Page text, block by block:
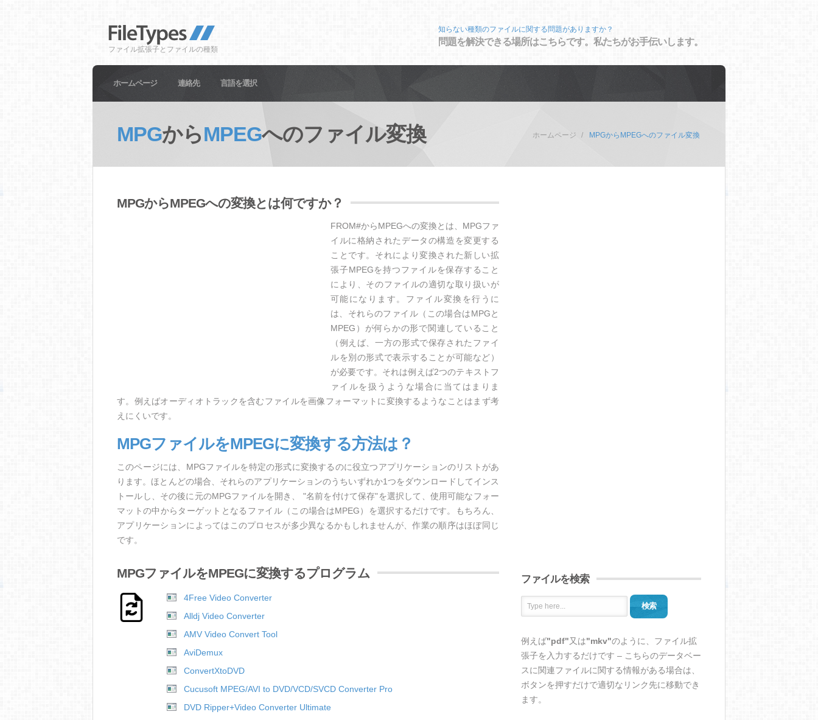
ファイル拡張子とファイルの種類
知らない種類のファイルに関する問題がありますか？
問題を解決できる場所はこちらです。私たちがお手伝いします。
ホームページ 連絡先 言語を選択
MPGからMPEGへのファイル変換 ホームページ MPGからMPEGへのファイル変換
MPGからMPEGへの変換とは何ですか？
FROM#からMPEGへの変換とは、MPGファ
イルに格納されたデータの構造を変更する
ことです。それにより変換された新しい拡
張子MPEGを持つファイルを保存すること
により、そのファイルの適切な取り扱いが
可能になります。ファイル変換を行うに
は、それらのファイル（この場合はMPGと
MPEG）が何らかの形で関連していること
（例えば、一方の形式で保存されたファイ
ルを別の形式で表示することが可能など）
が必要です。それは例えば2つのテキストフ
ァイルを扱うような場合に当てはまりま
す。例えばオーディオトラックを含むファイルを画像フォーマットに変換するようなことはまず考
えにくいです。
MPGファイルをMPEGに変換する方法は？
このページには、MPGファイルを特定の形式に変換するのに役立つアプリケーションのリストがあ
ります。ほとんどの場合、それらのアプリケーションのうちいずれか1つをダウンロードしてインス
トールし、その後に元のMPGファイルを開き、 "名前を付けて保存"を選択して、使用可能なフォー
マットの中からターゲットとなるファイル（この場合はMPEG）を選択するだけです。もちろん、
アプリケーションによってはこのプロセスが多少異なるかもしれませんが、作業の順序はほぼ同じ
です。
MPGファイルをMPEGに変換するプログラム
4Free Video Converter
Alldj Video Converter
AMV Video Convert Tool
AviDemux
ConvertXtoDVD
Cucusoft MPEG/AVI to DVD/VCD/SVCD Converter Pro
DVD Ripper+Video Converter Ultimate
ファイルを検索
検索
例えば"pdf"又は"mkv"のように、ファイル拡
張子を入力するだけです – こちらのデータベー
スに関連ファイルに関する情報がある場合は、
ボタンを押すだけで適切なリンク先に移動でき
ます。